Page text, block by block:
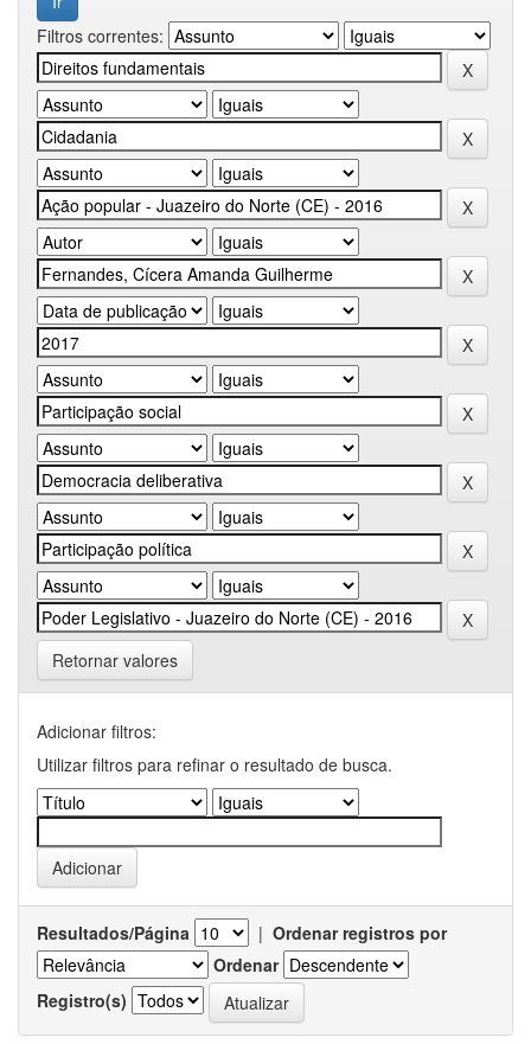
Filtros correntes:
Retornar valores
Adicionar filtros:
Utilizar filtros para refinar o resultado de busca.
Resultados/Página | Ordenar registros por
Ordenar
Registro(s)